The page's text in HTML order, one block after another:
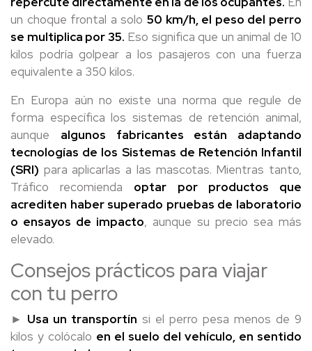
un choque frontal a solo 50 km/h, el peso del perro
se multiplica por 35. Eso significa que un animal de 10
kilos podría golpear a los pasajeros con una fuerza
equivalente a 350 kilos.
En Europa aún no existe una norma que regule de
forma específica los sistemas de retención animal,
aunque algunos fabricantes están adaptando
tecnologías de los Sistemas de Retención Infantil
(SRI) para aplicarlas a las mascotas. Mientras tanto,
Tráfico recomienda optar por productos que
acrediten haber superado pruebas de laboratorio
o ensayos de impacto, aunque su precio sea más
elevado.
Consejos prácticos para viajar
con tu perro
► Usa un transportín si el perro pesa menos de 9
kilos y colócalo en el suelo del vehículo, en sentido